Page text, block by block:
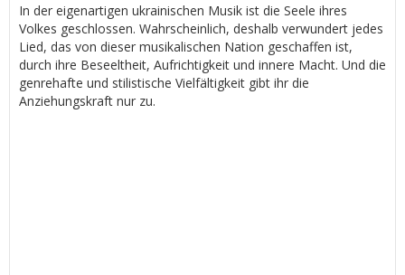
In der eigenartigen ukrainischen Musik ist die Seele ihres
Volkes geschlossen. Wahrscheinlich, deshalb verwundert jedes
Lied, das von dieser musikalischen Nation geschaffen ist,
durch ihre Beseeltheit, Aufrichtigkeit und innere Macht. Und die
genrehafte und stilistische Vielfältigkeit gibt ihr die
Anziehungskraft nur zu.